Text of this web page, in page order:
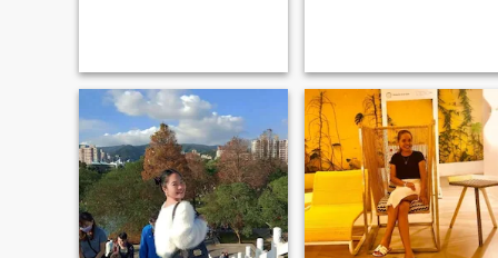
eyes you can see a very
romantic,